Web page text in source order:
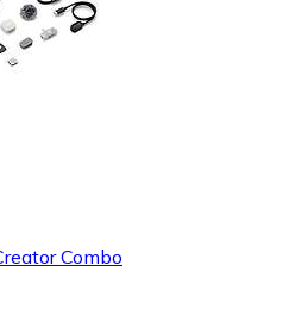
Combo